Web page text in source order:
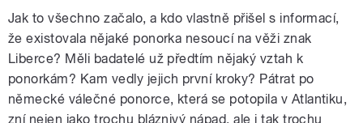
Jak to všechno začalo, a kdo vlastně přišel s informací,
že existovala nějaké ponorka nesoucí na věži znak
Liberce? Měli badatelé už předtím nějaký vztah k
ponorkám? Kam vedly jejich první kroky? Pátrat po
německé válečné ponorce, která se potopila v Atlantiku,
zní nejen jako trochu bláznivý nápad, ale i tak trochu